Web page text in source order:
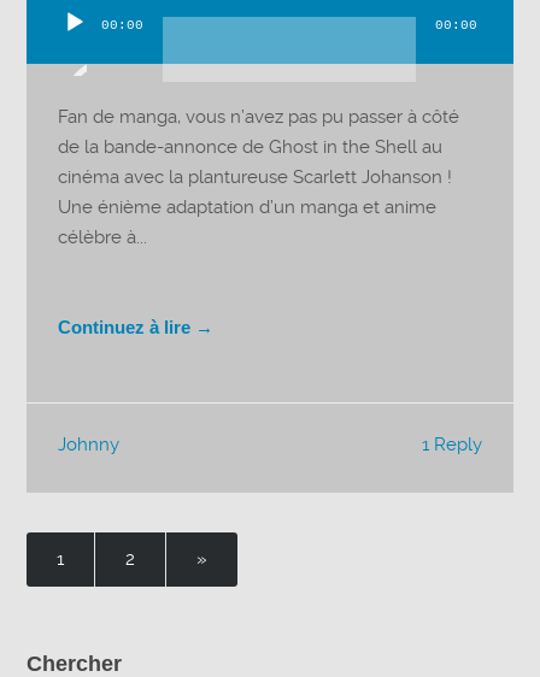
00:00 00:00
Fan de manga, vous n’avez pas pu passer à côté
de la bande-annonce de Ghost in the Shell au
cinéma avec la plantureuse Scarlett Johanson !
Une énième adaptation d’un manga et anime
célèbre à...
Continuez à lire →
1 Reply
Johnny
1 2 »
Chercher